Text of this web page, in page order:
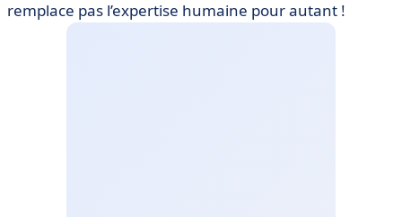
remplace pas l’expertise humaine pour autant !